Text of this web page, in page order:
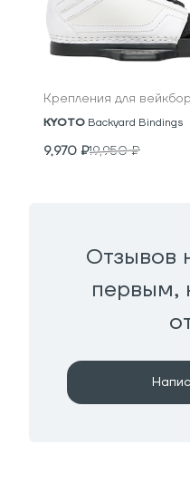
Крепления для
KYOTO Backyard Bindings
9,970 ₽19,950₽
Отзывов
первым,